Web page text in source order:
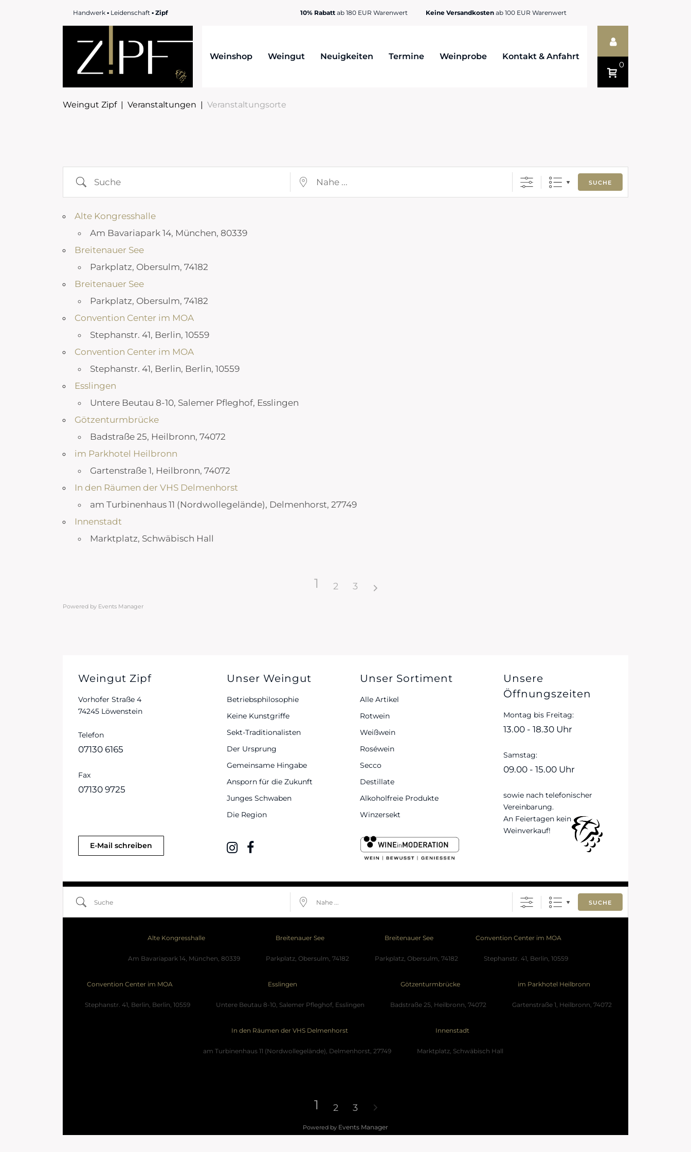
Handwerk ▪ Leidenschaft ▪ Zipf 10% Rabatt ab 180 EUR Warenwert Keine Versandkosten ab 100 EUR Warenwert
Weinshop Weingut Neuigkeiten Termine Weinprobe
Kontakt & Anfahrt
0
Weingut Zipf| Veranstaltungen | Veranstaltungsorte
Suche Nahe ... SUCHE
Alte Kongresshalle
Am Bavariapark 14, München, 80339
Breitenauer See
Parkplatz, Obersulm, 74182
Breitenauer See
Parkplatz, Obersulm, 74182
Convention Center im MOA
Stephanstr. 41, Berlin, 10559
Convention Center im MOA
Stephanstr. 41, Berlin, Berlin, 10559
Esslingen
Untere Beutau 8-10, Salemer Pfleghof, Esslingen
Götzenturmbrücke
Badstraße 25, Heilbronn, 74072
im Parkhotel Heilbronn
Gartenstraße 1, Heilbronn, 74072
In den Räumen der VHS Delmenhorst
am Turbinenhaus 11 (Nordwollegelände), Delmenhorst, 27749
Innenstadt
Marktplatz, Schwäbisch Hall
1 2 3
Powered by Events Manager
Weingut Zipf
Vorhofer Straße 4
74245 Löwenstein
Telefon
07130 6165
Fax
07130 9725
E-Mail schreiben
Unser Weingut
Betriebsphilosophie
Keine Kunstgriffe
Sekt-Traditionalisten
Der Ursprung
Gemeinsame Hingabe
Ansporn für die Zukunft
Junges Schwaben
Die Region
Unser Sortiment
Alle Artikel
Rotwein
Weißwein
Roséwein
Secco
Destillate
Alkoholfreie Produkte
Winzersekt
Unsere
Öffnungszeiten
Montag bis Freitag:
13.00 - 18.30 Uhr
Samstag:
09.00 - 15.00 Uhr
sowie nach telefonischer
Vereinbarung.
An Feiertagen kein
Weinverkauf!
Suche Nahe ... SUCHE
Alte Kongresshalle
Am Bavariapark 14, München, 80339
Breitenauer See
Parkplatz, Obersulm, 74182
Breitenauer See
Parkplatz, Obersulm, 74182
Convention Center im MOA
Stephanstr. 41, Berlin, 10559
Convention Center im MOA
Stephanstr. 41, Berlin, Berlin, 10559
Esslingen
Untere Beutau 8-10, Salemer Pfleghof, Esslingen
Götzenturmbrücke
Badstraße 25, Heilbronn, 74072
im Parkhotel Heilbronn
Gartenstraße 1, Heilbronn, 74072
In den Räumen der VHS Delmenhorst
am Turbinenhaus 11 (Nordwollegelände), Delmenhorst, 27749
Innenstadt
Marktplatz, Schwäbisch Hall
1 2 3
Powered by Events Manager